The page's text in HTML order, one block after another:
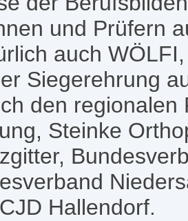
und Prüfern
auch
Siegerehrung
den regionalen
Steinke
Hallendorf.